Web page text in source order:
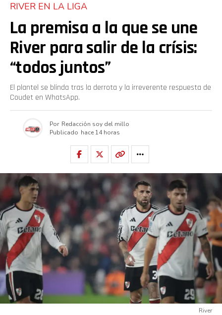
RIVER EN LA LIGA
La premisa a la que se une
River para salir de la crísis:
“todos juntos”
El plantel se blinda tras la derrota y la irreverente respuesta de
Coudet en WhatsApp.
Por Redacción soy del millo
Publicado hace 14 horas
River